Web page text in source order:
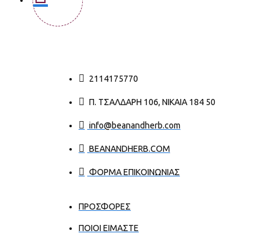
2114175770
Π. ΤΣΑΛΔΆΡΗ 106, ΝΊΚΑΙΑ 184 50
info@beanandherb.com
BEANANDHERB.COM
ΦΟΡΜΑ ΕΠΙΚΟΙΝΩΝΙΑΣ
ΠΡΟΣΦΟΡΕΣ
ΠΟΙΟΙ ΕΊΜΑΣΤΕ